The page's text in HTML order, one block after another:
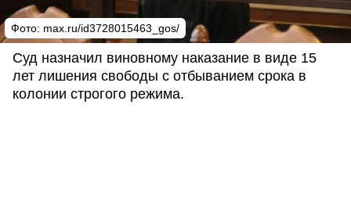
Фото: max.ru/id3728015463_gos/
Суд назначил виновному наказание в виде 15
лет лишения свободы с отбыванием срока в
колонии строгого режима.